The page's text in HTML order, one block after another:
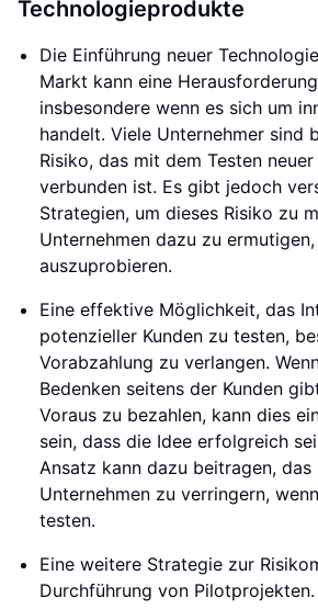
Technologieprodukte
Die Einführung neuer
Markt kann eine
insbesondere wenn es sich um
handelt. Viele Unternehmer sind
Risiko, das mit dem Testen
verbunden ist. Es gibt jedoch
Strategien, um dieses Risiko zu
Unternehmen dazu zu
auszuprobieren.
Eine effektive Möglichkeit, das
potenzieller Kunden zu testen,
Vorabzahlung zu verlangen.
Bedenken seitens der Kunden
Voraus zu bezahlen, kann dies
sein, dass die Idee erfolgreich
Ansatz kann dazu beitragen, das
Unternehmen zu verringern,
testen.
Eine weitere Strategie zur
Durchführung von